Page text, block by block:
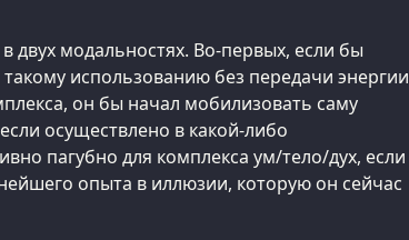
двух модальностях. Во-первых, если бы
использованию без передачи энергии
он бы начал мобилизовать саму
осуществлено в какой-либо
пагубно для комплекса ум/тело/дух, если
опыта в иллюзии, которую он сейчас